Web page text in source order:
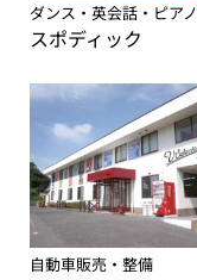
ダンス・英会話・ピアノ
スポディック
自動車販売・整備